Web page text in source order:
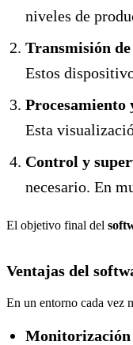
niveles de
Transmisión
Estos
Procesamiento
Esta
Control y
necesario. En
El objetivo final del
Ventajas del
En un entorno cada vez
Monitorización